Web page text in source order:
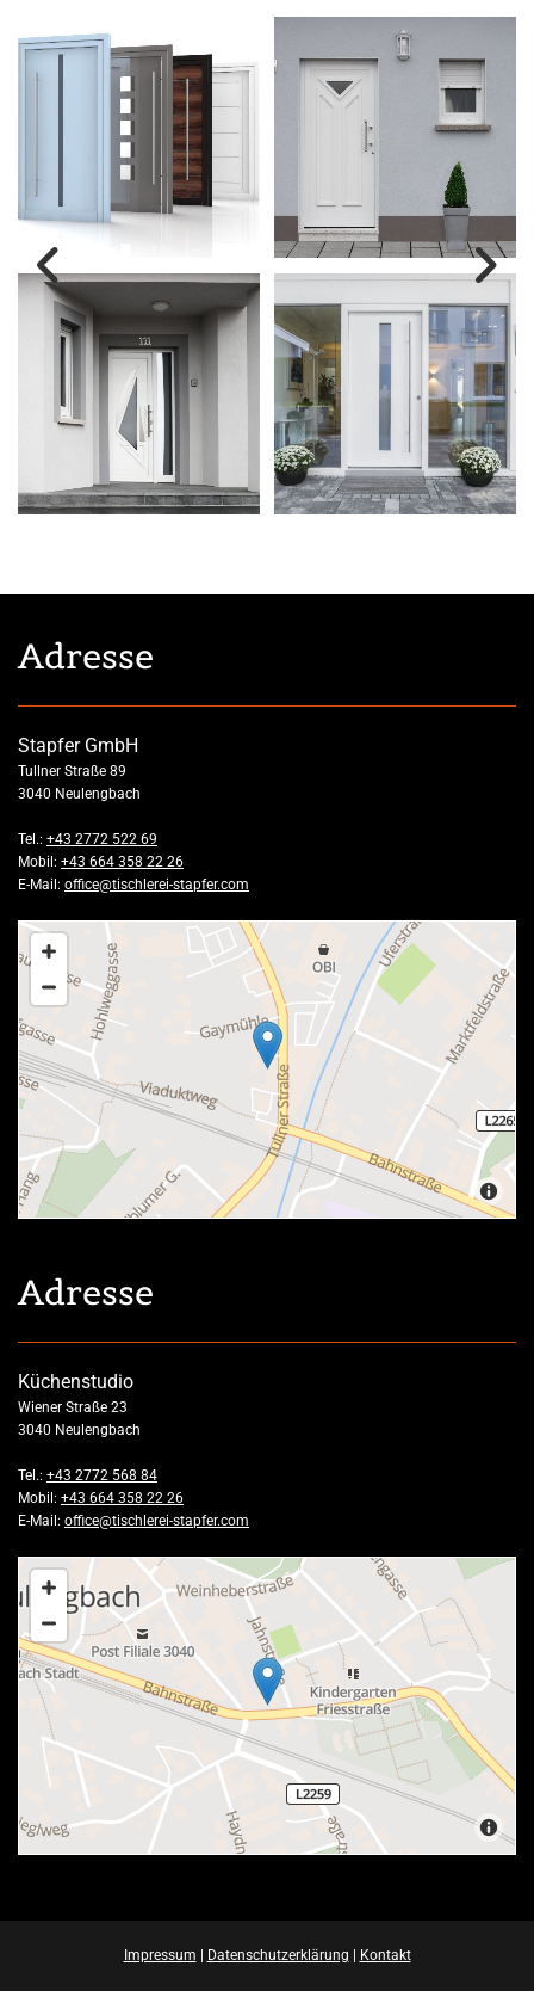
Adresse
Stapfer GmbH
Tullner Straße 89
3040 Neulengbach
Tel.: +43 2772 522 69
Mobil: +43 664 358 22 26
E-Mail: office@tischlerei-stapfer.com
Adresse
Küchenstudio
Wiener Straße 23
3040 Neulengbach
Tel.: +43 2772 568 84
Mobil: +43 664 358 22 26
E-Mail: office@tischlerei-stapfer.com
Impressum | Datenschutzerklärung | Kontakt